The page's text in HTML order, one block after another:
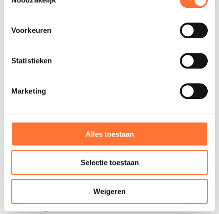
Voorkeuren
Statistieken
Marketing
Alles toestaan
Selectie toestaan
Weigeren
persoonlijke identificatiegegevens.
Altrio Group BV en Altrio Thuisverpleging BV maken
Altrio, kan Altrio deze verspreiden binnen haar
Thuisverpleging BV, gelieve dit expliciet mee te
delen.
verwittigen bij noodgevallen
Wij vragen aan onze medewerkers om
contactgegevens op te geven van een kennis en/of
familielid zodat we hen kunnen verwittigen bij